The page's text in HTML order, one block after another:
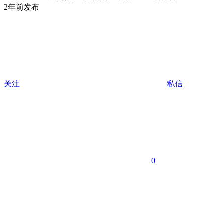
2年前发布
关注 私信
0